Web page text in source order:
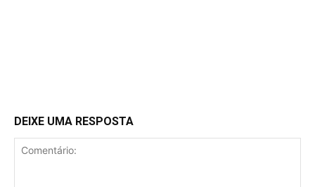
DEIXE UMA RESPOSTA